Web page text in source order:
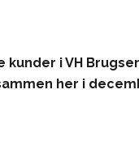
i VH
her i